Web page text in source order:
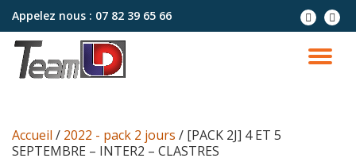
Aller
contenu
Appelez nous : 07 82 39 65 66
Accueil / 2022 - pack 2 jours / [PACK 2J] 4 ET 5
SEPTEMBRE – INTER2 – CLASTRES